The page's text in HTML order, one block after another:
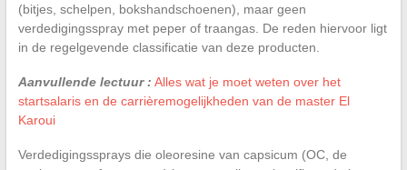
(bitjes, schelpen, bokshandschoenen), maar geen
verdedigingsspray met peper of traangas. De reden hiervoor ligt
in de regelgevende classificatie van deze producten.
Aanvullende lectuur : Alles wat je moet weten over het
startsalaris en de carrièremogelijkheden van de master El
Karoui
Verdedigingssprays die oleoresine van capsicum (OC, de